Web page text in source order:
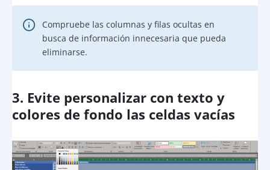
Compruebe las columnas y filas ocultas en
busca de información innecesaria que pueda
eliminarse.
3. Evite personalizar con texto y
colores de fondo las celdas vacías